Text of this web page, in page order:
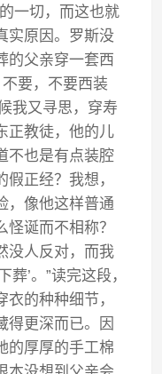
一切，而这也就
实原因。罗斯没
的父亲穿一套西
要，不要西装
又寻思，穿寿
正教徒，他的儿
不也是有点装腔
正经？我想，
，像他这样普通
诞而不相称？
没人反对，而我
’。”读完这段，
的种种细节，
得更深而已。因
的厚厚的手工棉